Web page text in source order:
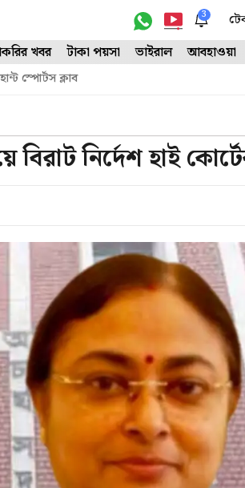
3
খবর টাকা পয়সা ভাইরাল আবহাওয়া
স্পোর্টস ক্লাব
নির্দেশ হাই